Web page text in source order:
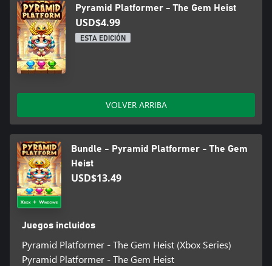
Pyramid Platformer - The Gem Heist
USD$4.99
ESTA EDICIÓN
VOLVER ARRIBA
Bundle - Pyramid Platformer - The Gem
Heist
USD$13.49
Juegos incluidos
Pyramid Platformer - The Gem Heist (Xbox Series)
Pyramid Platformer - The Gem Heist